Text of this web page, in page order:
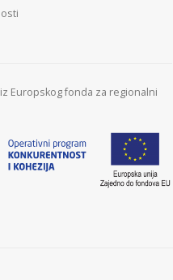
Europskog fonda za regionalni